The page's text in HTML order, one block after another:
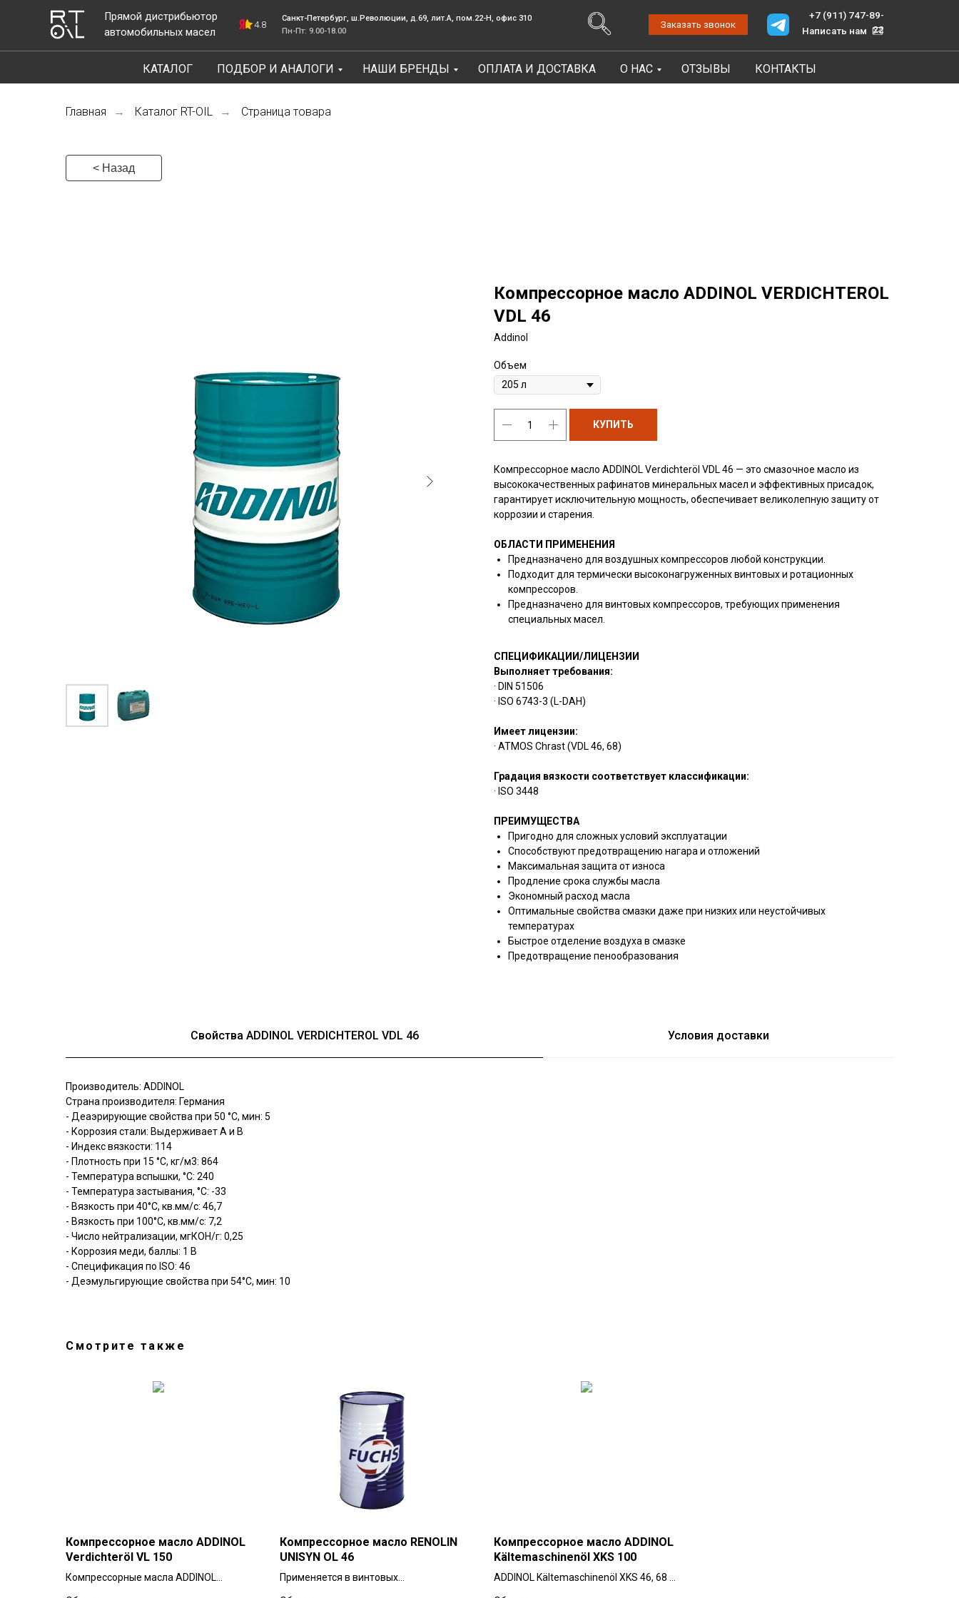
Прямой дистрибьютор
автомобильных масел
+7 (911) 747-89-
22
Пн-Пт: 9.00-18.00
Санкт-Петербург, ш.Революции, д.69, лит.А, пом.22-Н, офис 310
Написать нам
Заказать звонок
КАТАЛОГ ПОДБОР И АНАЛОГИ НАШИ БРЕНДЫ ОПЛАТА И ДОСТАВКА О НАС ОТЗЫВЫ КОНТАКТЫ
Главная → Каталог RT-OIL → Страница товара
< Назад
Компрессорное масло ADDINOL VERDICHTEROL
VDL 46
Addinol
Объем
КУПИТЬ
Компрессорное масло ADDINOL Verdichteröl VDL 46 — это смазочное масло из
высококачественных рафинатов минеральных масел и эффективных присадок,
гарантирует исключительную мощность, обеспечивает великолепную защиту от
коррозии и старения.
ОБЛАСТИ ПРИМЕНЕНИЯ
Предназначено для воздушных компрессоров любой конструкции.
Подходит для термически высоконагруженных винтовых и ротационных
компрессоров.
Предназначено для винтовых компрессоров, требующих применения
специальных масел.
СПЕЦИФИКАЦИИ/ЛИЦЕНЗИИ
Выполняет требования:
· DIN 51506
· ISO 6743-3 (L-DAH)
Имеет лицензии:
· ATMOS Chrast (VDL 46, 68)
Градация вязкости соответствует классификации:
· ISO 3448
ПРЕИМУЩЕСТВА
Пригодно для сложных условий эксплуатации
Способствуют предотвращению нагара и отложений
Максимальная защита от износа
Продление срока службы масла
Экономный расход масла
Оптимальные свойства смазки даже при низких или неустойчивых
температурах
Быстрое отделение воздуха в смазке
Предотвращение пенообразования
Свойства ADDINOL VERDICHTEROL VDL 46 Условия доставки
Производитель: ADDINOL
Страна производителя: Германия
- Деаэрирующие свойства при 50 °C, мин: 5
- Коррозия стали: Выдерживает A и B
- Индекс вязкости: 114
- Плотность при 15 °С, кг/м3: 864
- Температура вспышки, °C: 240
- Температура застывания, °C: -33
- Вязкость при 40°C, кв.мм/с: 46,7
- Вязкость при 100°C, кв.мм/с: 7,2
- Число нейтрализации, мгКОН/г: 0,25
- Коррозия меди, баллы: 1 B
- Спецификация по ISO: 46
- Деэмульгирующие свойства при 54°C, мин: 10
Смотрите также
Компрессорное масло ADDINOL
Verdichteröl VL 150
Компрессорные масла ADDINOL
Компрессорное масло RENOLIN
UNISYN OL 46
Применяется в винтовых
Компрессорное масло ADDINOL
Kältemaschinenöl XKS 100
ADDINOL Kältemaschinenöl XKS 46, 68 и